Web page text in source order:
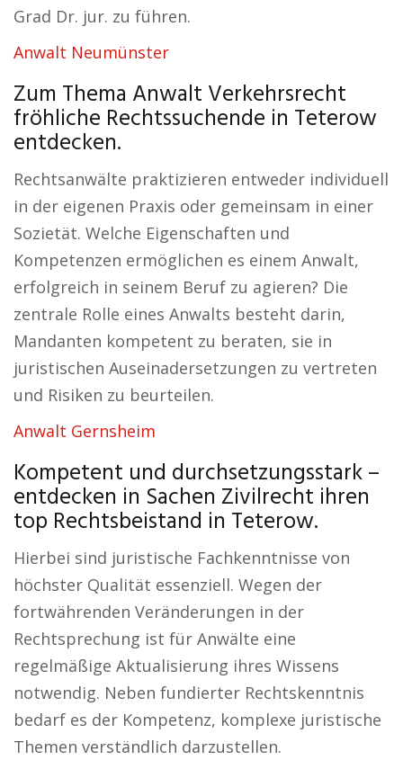
Grad Dr. jur. zu führen.
Anwalt Neumünster
Zum Thema Anwalt Verkehrsrecht
fröhliche Rechtssuchende in Teterow
entdecken.
Rechtsanwälte praktizieren entweder individuell
in der eigenen Praxis oder gemeinsam in einer
Sozietät. Welche Eigenschaften und
Kompetenzen ermöglichen es einem Anwalt,
erfolgreich in seinem Beruf zu agieren? Die
zentrale Rolle eines Anwalts besteht darin,
Mandanten kompetent zu beraten, sie in
juristischen Auseinadersetzungen zu vertreten
und Risiken zu beurteilen.
Anwalt Gernsheim
Kompetent und durchsetzungsstark –
entdecken in Sachen Zivilrecht ihren
top Rechtsbeistand in Teterow.
Hierbei sind juristische Fachkenntnisse von
höchster Qualität essenziell. Wegen der
fortwährenden Veränderungen in der
Rechtsprechung ist für Anwälte eine
regelmäßige Aktualisierung ihres Wissens
notwendig. Neben fundierter Rechtskenntnis
bedarf es der Kompetenz, komplexe juristische
Themen verständlich darzustellen.